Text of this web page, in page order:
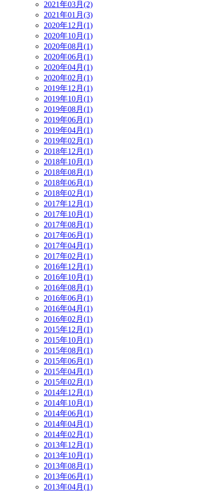
2021年03月(2)
2021年01月(3)
2020年12月(1)
2020年10月(1)
2020年08月(1)
2020年06月(1)
2020年04月(1)
2020年02月(1)
2019年12月(1)
2019年10月(1)
2019年08月(1)
2019年06月(1)
2019年04月(1)
2019年02月(1)
2018年12月(1)
2018年10月(1)
2018年08月(1)
2018年06月(1)
2018年02月(1)
2017年12月(1)
2017年10月(1)
2017年08月(1)
2017年06月(1)
2017年04月(1)
2017年02月(1)
2016年12月(1)
2016年10月(1)
2016年08月(1)
2016年06月(1)
2016年04月(1)
2016年02月(1)
2015年12月(1)
2015年10月(1)
2015年08月(1)
2015年06月(1)
2015年04月(1)
2015年02月(1)
2014年12月(1)
2014年10月(1)
2014年06月(1)
2014年04月(1)
2014年02月(1)
2013年12月(1)
2013年10月(1)
2013年08月(1)
2013年06月(1)
2013年04月(1)